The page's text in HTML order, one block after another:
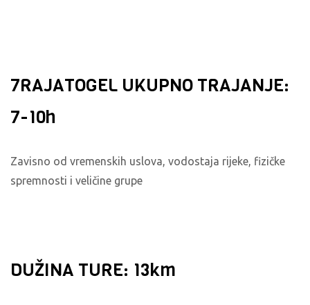
7RAJATOGEL UKUPNO TRAJANJE:
7-10h
Zavisno od vremenskih uslova, vodostaja rijeke, fizičke
spremnosti i veličine grupe
DUŽINA TURE: 13km